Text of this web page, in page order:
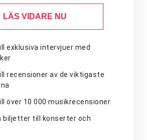
LÄS VIDARE NU
exklusiva intervjuer med
recensioner av de viktigaste
över 10 000 musikrecensioner
biljetter till konserter och